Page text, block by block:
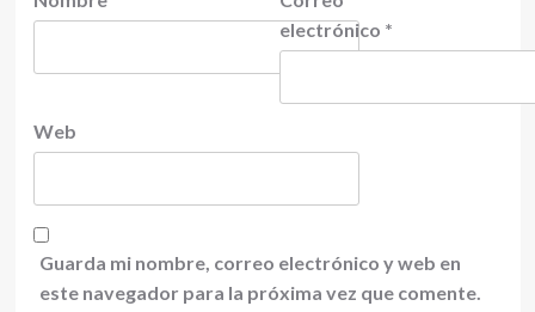
electrónico *
Web
Guarda mi nombre, correo electrónico y web en
este navegador para la próxima vez que comente.